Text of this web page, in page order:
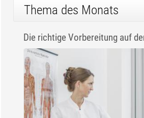
Thema des Monats
Die richtige Vorbereitung auf